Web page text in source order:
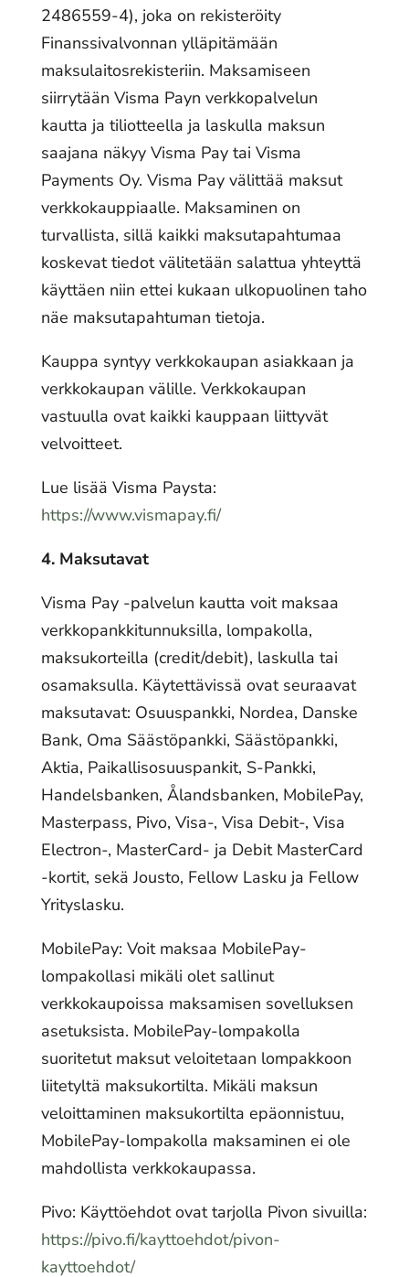
2486559-4), joka on rekisteröity
Finanssivalvonnan ylläpitämään
maksulaitosrekisteriin. Maksamiseen
siirrytään Visma Payn verkkopalvelun
kautta ja tiliotteella ja laskulla maksun
saajana näkyy Visma Pay tai Visma
Payments Oy. Visma Pay välittää maksut
verkkokauppiaalle. Maksaminen on
turvallista, sillä kaikki maksutapahtumaa
koskevat tiedot välitetään salattua yhteyttä
käyttäen niin ettei kukaan ulkopuolinen taho
näe maksutapahtuman tietoja.
Kauppa syntyy verkkokaupan asiakkaan ja
verkkokaupan välille. Verkkokaupan
vastuulla ovat kaikki kauppaan liittyvät
velvoitteet.
Lue lisää Visma Paysta:
https://www.vismapay.fi/
4. Maksutavat
Visma Pay -palvelun kautta voit maksaa
verkkopankkitunnuksilla, lompakolla,
maksukorteilla (credit/debit), laskulla tai
osamaksulla. Käytettävissä ovat seuraavat
maksutavat: Osuuspankki, Nordea, Danske
Bank, Oma Säästöpankki, Säästöpankki,
Aktia, Paikallisosuuspankit, S-Pankki,
Handelsbanken, Ålandsbanken, MobilePay,
Masterpass, Pivo, Visa-, Visa Debit-, Visa
Electron-, MasterCard- ja Debit MasterCard
-kortit, sekä Jousto, Fellow Lasku ja Fellow
Yrityslasku.
MobilePay: Voit maksaa MobilePay-
lompakollasi mikäli olet sallinut
verkkokaupoissa maksamisen sovelluksen
asetuksista. MobilePay-lompakolla
suoritetut maksut veloitetaan lompakkoon
liitetyltä maksukortilta. Mikäli maksun
veloittaminen maksukortilta epäonnistuu,
MobilePay-lompakolla maksaminen ei ole
mahdollista verkkokaupassa.
Pivo: Käyttöehdot ovat tarjolla Pivon sivuilla:
https://pivo.fi/kayttoehdot/pivon-
kayttoehdot/